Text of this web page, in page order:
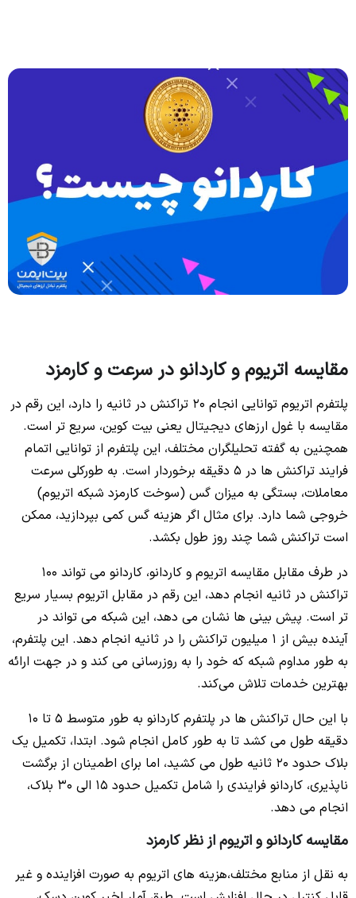
مقایسه اتریوم و کاردانو در سرعت و کارمزد
پلتفرم اتریوم توانایی انجام 20 تراکنش در ثانیه را دارد، این رقم در
مقایسه با غول ارزهای دیجیتال یعنی بیت کوین، سریع تر است.
همچنین به گفته تحلیلگران مختلف، این پلتفرم از توانایی اتمام
فرایند تراکنش ها در 5 دقیقه برخوردار است. به طورکلی سرعت
معاملات، بستگی به میزان گس (سوخت کارمزد شبکه اتریوم)
خروجی شما دارد. برای مثال اگر هزینه گس کمی بپردازید، ممکن
است تراکنش شما چند روز طول بکشد.
در طرف مقابل مقایسه اتریوم و کاردانو، کاردانو می تواند 100
تراکنش در ثانیه انجام دهد، این رقم در مقابل اتریوم بسیار سریع
تر است. پیش بینی ها نشان می دهد، این شبکه می تواند در
آینده بیش از 1 میلیون تراکنش را در ثانیه انجام دهد. این پلتفرم،
به طور مداوم شبکه که خود را به روزرسانی می کند و در جهت ارائه
بهترین خدمات تلاش می‌کند.
با این حال تراکنش ها در پلتفرم کاردانو به طور متوسط 5 تا 10
دقیقه طول می کشد تا به طور کامل انجام شود. ابتدا، تکمیل یک
بلاک حدود 20 ثانیه طول می کشید، اما برای اطمینان از برگشت
ناپذیری، کاردانو فرایندی را شامل تکمیل حدود 15 الی 30 بلاک،
انجام می دهد.
مقایسه کاردانو و اتریوم از نظر کارمزد
به نقل از منابع مختلف،هزینه های اتریوم به صورت افزاینده و غیر